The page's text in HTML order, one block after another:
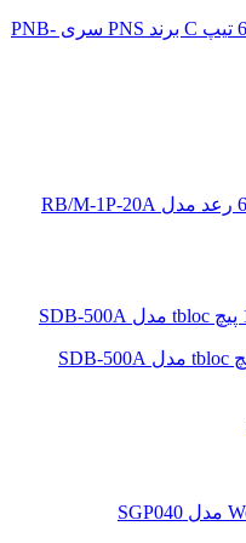
کلید مینیاتوری AC تک پل 25 آمپر 6kA تیپ C برند PNS سری PNB-